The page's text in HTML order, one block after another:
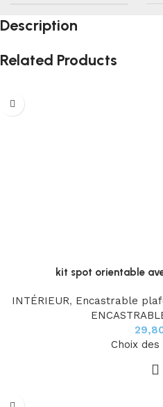
Description
Related Products
kit spot orientable
INTÉRIEUR, Encastrable
Choix